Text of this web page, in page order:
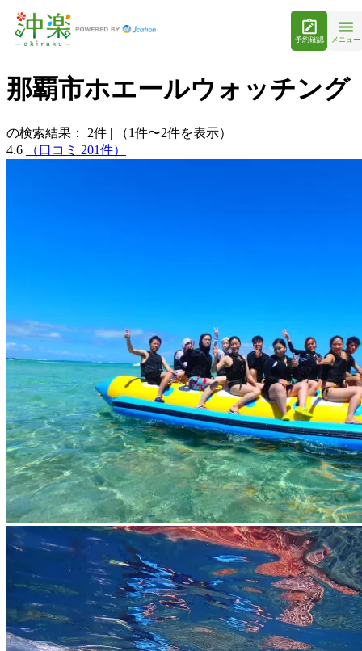
予約確認 メニュー
那覇市ホエールウォッチング
の検索結果： 2件 |
（1件〜2件を表示）
4.6
（口コミ 201件）